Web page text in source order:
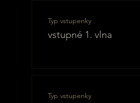
Typ vstupenky
vstupné 1. vlna
Typ vstupenky